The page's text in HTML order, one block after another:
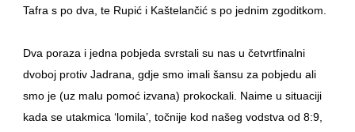
Tafra s po dva, te Rupić i Kaštelančić s po jednim zgoditkom.
Dva poraza i jedna pobjeda svrstali su nas u četvrtfinalni
dvoboj protiv Jadrana, gdje smo imali šansu za pobjedu ali
smo je (uz malu pomoć izvana) prokockali. Naime u situaciji
kada se utakmica ‘lomila’, točnije kod našeg vodstva od 8:9,